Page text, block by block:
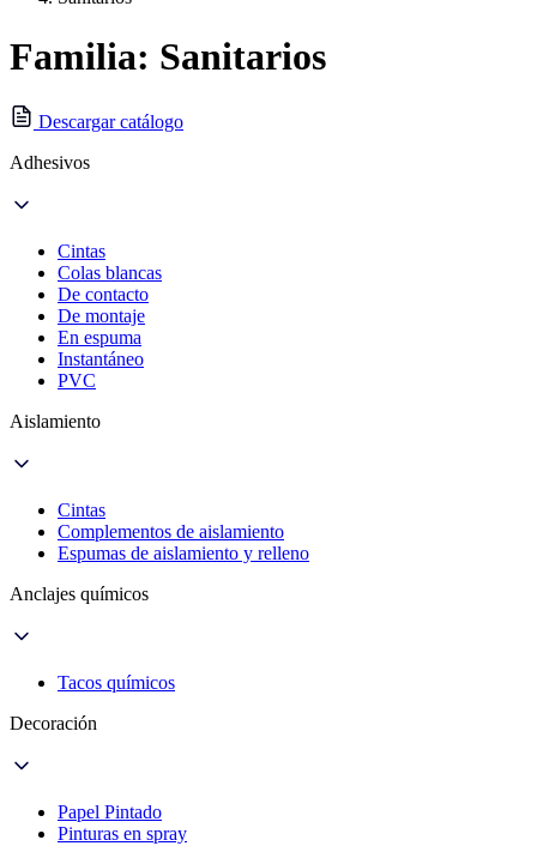
Familia: Sanitarios
Descargar catálogo
Adhesivos
Cintas
Colas blancas
De contacto
De montaje
En espuma
Instantáneo
PVC
Aislamiento
Cintas
Complementos de aislamiento
Espumas de aislamiento y relleno
Anclajes químicos
Tacos químicos
Decoración
Papel Pintado
Pinturas en spray